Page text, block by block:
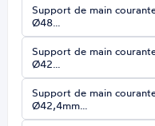
Support de main
Ø48…
Support de main
Ø42…
Support de main
Ø42,4mm…